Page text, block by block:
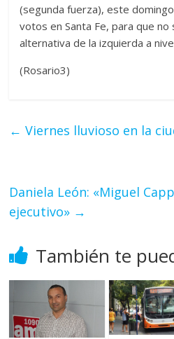
(segunda fuerza), este
votos en Santa Fe, para que no
alternativa de la izquierda a
(Rosario3)
← Viernes lluvioso en la
Daniela León: «Miguel
ejecutivo» →
También te